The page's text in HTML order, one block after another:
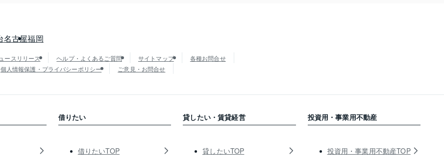
名古屋福岡
ースリリース ヘルプ・よくあるご質問 サイトマップ
各種お問合せ
個人情報保護・プライバシーポリシー ご意見・お問合せ
借りたい
借りたいTOP
貸したい・賃貸経営
貸したいTOP
投資用・事業用不動産
投資用・事業用不動産TOP